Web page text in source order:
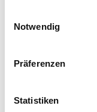
Notwendig
Präferenzen
Statistiken